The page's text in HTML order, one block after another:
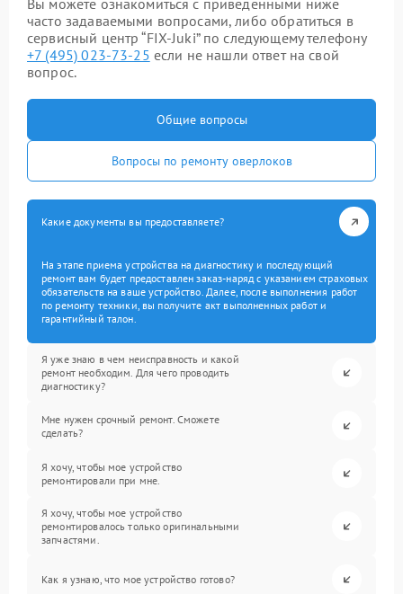
Вы можете ознакомиться с приведенными ниже
часто задаваемыми вопросами, либо обратиться в
сервисный центр “FIX-Juki” по следующему телефону
+7 (495) 023-73-25 если не нашли ответ на свой
вопрос.
Общие вопросы
Вопросы по ремонту оверлоков
Какие документы вы предоставляете?
На этапе приема устройства на диагностику и последующий
ремонт вам будет предоставлен заказ-наряд с указанием страховых
обязательств на ваше устройство. Далее, после выполнения работ
по ремонту техники, вы получите акт выполненных работ и
гарантийный талон.
Я уже знаю в чем неисправность и какой
ремонт необходим. Для чего проводить
диагностику?
Мне нужен срочный ремонт. Сможете
сделать?
Я хочу, чтобы мое устройство
ремонтировали при мне.
Я хочу, чтобы мое устройство
ремонтировалось только оригинальными
запчастями.
Как я узнаю, что мое устройство готово?